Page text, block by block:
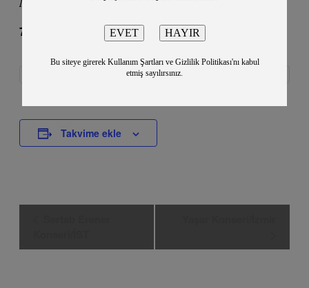
700TL
Takvime ekle
Bu siteye girerek Kullanım Şartları ve Gizlilik Politikası'nı kabul
etmiş sayılırsınız.